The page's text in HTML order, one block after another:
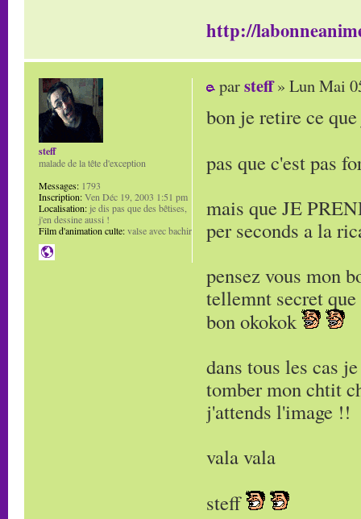
http://
parsteff» Lun Mai
bon je retire ce
pas que c'est pas
mais que JE
per seconds a la
pensez vous mon
tellemnt secret
bon okokok
dans tous les cas
tomber mon chtit
j'attends l'image !!
vala vala
steff
steff
malade de la tête d'exception
Messages: 1793
Inscription:Ven Déc 19, 2003 1:51 pm
Localisation: je dis pas que des bêtises,
j'en dessine aussi !
Film d'animation culte:valse avec bachir